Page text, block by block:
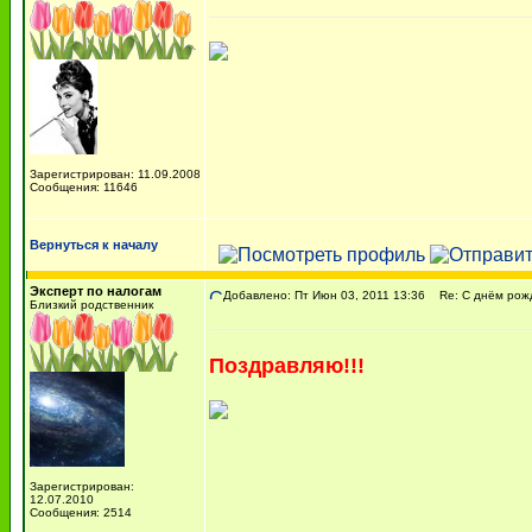
Зарегистрирован: 11.09.2008
Сообщения: 11646
Вернуться к началу
Эксперт по налогам
Близкий родственник
Зарегистрирован:
12.07.2010
Сообщения: 2514
Добавлено: Пт Июн 03, 2011 13:36 Re: С днём
Поздравляю!!!